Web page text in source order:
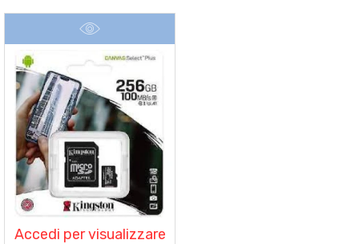
Accedi per visualizzare